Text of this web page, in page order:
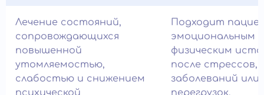
Лечение состояний,
сопровождающихся
повышенной
утомляемостью,
слабостью и снижением
психической
Подходит
эмоциональным и
физическим
после стрессов,
заболеваний или
перегрузок.